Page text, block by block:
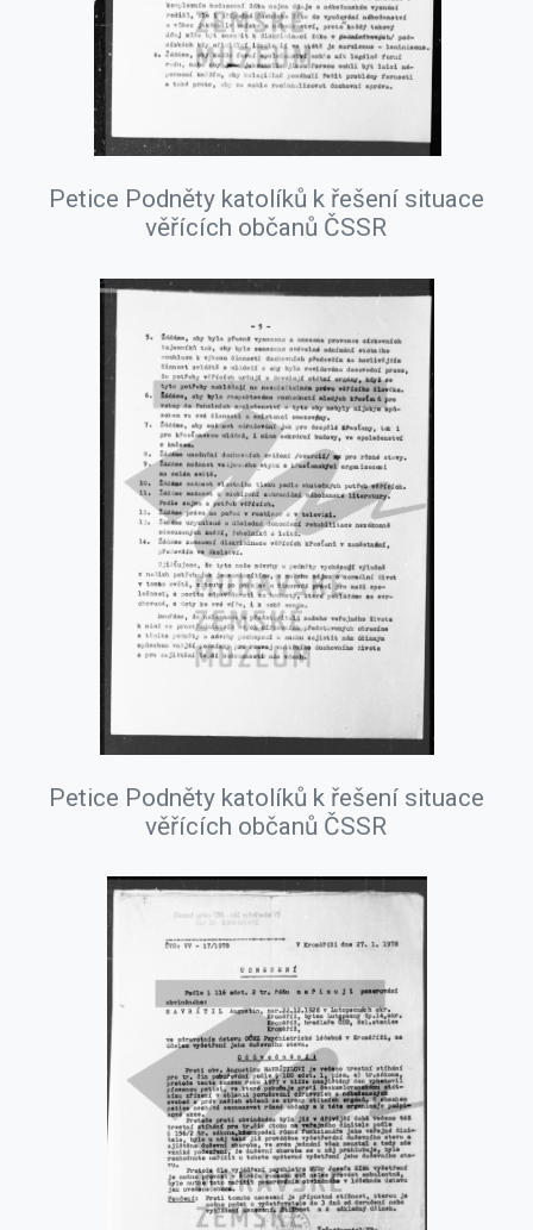
Petice Podněty katolíků k řešení situace
věřících občanů ČSSR
Petice Podněty katolíků k řešení situace
věřících občanů ČSSR